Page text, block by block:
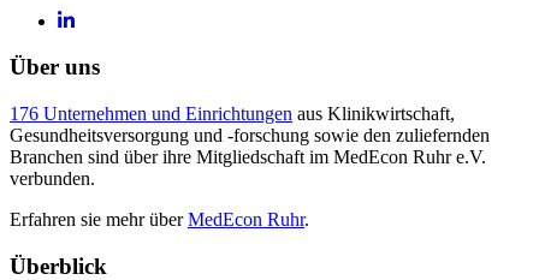
Über uns
176 Unternehmen und Einrichtungen aus Klinikwirtschaft,
Gesundheitsversorgung und -forschung sowie den zuliefernden
Branchen sind über ihre Mitgliedschaft im MedEcon Ruhr e.V.
verbunden.
Erfahren sie mehr überMedEcon Ruhr.
Überblick